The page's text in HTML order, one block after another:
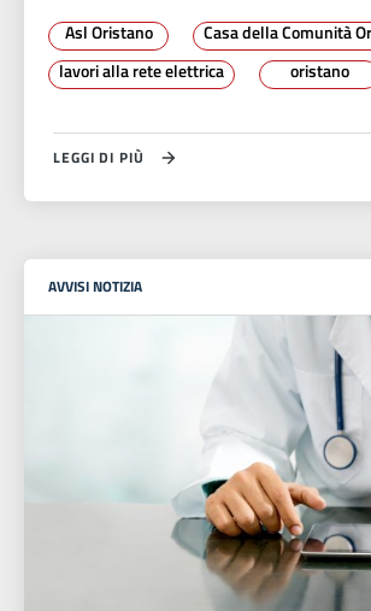
Asl Oristano
Casa della Comunità
lavori alla rete elettrica
oristano
LEGGI DI PIÙ
AVVISINOTIZIA